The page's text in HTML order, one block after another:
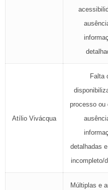
Atílio Vivácqua
Falta
processo ou
detalhadas
incompleto/
Múltiplas e